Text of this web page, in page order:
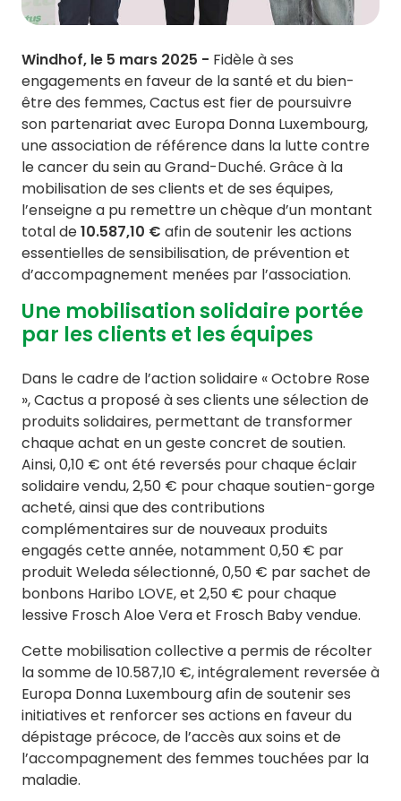
Windhof, le 5 mars 2025 - Fidèle à ses
engagements en faveur de la santé et du bien-
être des femmes, Cactus est fier de poursuivre
son partenariat avec Europa Donna Luxembourg,
une association de référence dans la lutte contre
le cancer du sein au Grand-Duché. Grâce à la
mobilisation de ses clients et de ses équipes,
l’enseigne a pu remettre un chèque d’un montant
total de10.587,10 € afin de soutenir les actions
essentielles de sensibilisation, de prévention et
d’accompagnement menées par l’association.
Une mobilisation solidaire portée
par les clients et les équipes
Dans le cadre de l’action solidaire « Octobre Rose
», Cactus a proposé à ses clients une sélection de
produits solidaires, permettant de transformer
chaque achat en un geste concret de soutien.
Ainsi, 0,10 € ont été reversés pour chaque éclair
solidaire vendu, 2,50 € pour chaque soutien-gorge
acheté, ainsi que des contributions
complémentaires sur de nouveaux produits
engagés cette année, notamment 0,50 € par
produit Weleda sélectionné, 0,50 € par sachet de
bonbons Haribo LOVE, et 2,50 € pour chaque
lessive Frosch Aloe Vera et Frosch Baby vendue.
Cette mobilisation collective a permis de récolter
la somme de 10.587,10 €, intégralement reversée à
Europa Donna Luxembourg afin de soutenir ses
initiatives et renforcer ses actions en faveur du
dépistage précoce, de l’accès aux soins et de
l’accompagnement des femmes touchées par la
maladie.